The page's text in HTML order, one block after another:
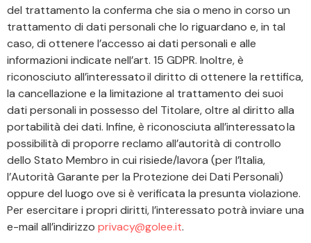
del trattamento la conferma che sia o meno in corso un
trattamento di dati personali che lo riguardano e, in tal
caso, di ottenere l’accesso ai dati personali e alle
informazioni indicate nell’art. 15 GDPR. Inoltre, è
riconosciuto all’interessato il diritto di ottenere la rettifica,
la cancellazione e la limitazione al trattamento dei suoi
dati personali in possesso del Titolare, oltre al diritto alla
portabilità dei dati. Infine, è riconosciuta all’interessato la
possibilità di proporre reclamo all’autorità di controllo
dello Stato Membro in cui risiede/lavora (per l’Italia,
l’Autorità Garante per la Protezione dei Dati Personali)
oppure del luogo ove si è verificata la presunta violazione.
Per esercitare i propri diritti, l’interessato potrà inviare una
e-mail all’indirizzo privacy@golee.it.